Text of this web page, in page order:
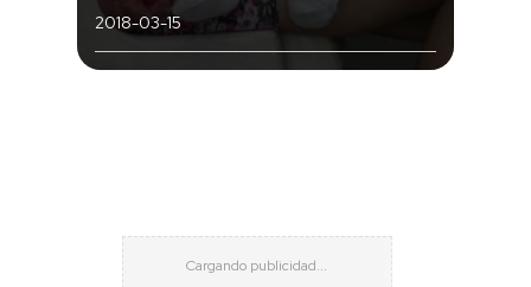
2018-03-15